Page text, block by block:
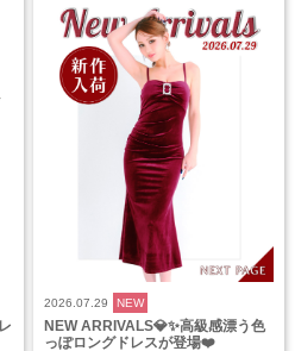
2026.07.29 NEW
NEW ARRIVALS💎✨高級感漂う色
っぽロングドレスが登場❤️